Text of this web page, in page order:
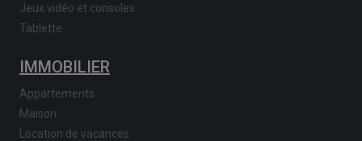
Jeux vidéo et consoles
Tablette
IMMOBILIER
Appartements
Maison
Location de vacances